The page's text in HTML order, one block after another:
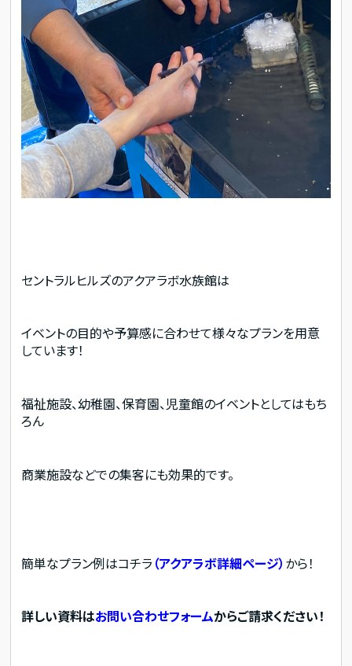
セントラルヒルズのアクアラボ水族館は
イベントの目的や予算感に合わせて様々なプランを用意
しています！
福祉施設、幼稚園、保育園、児童館のイベントとしてはもち
ろん
商業施設などでの集客にも効果的です。
簡単なプラン例はコチラ （アクアラボ詳細ページ） から！
詳しい資料はお問い合わせフォームからご請求ください！